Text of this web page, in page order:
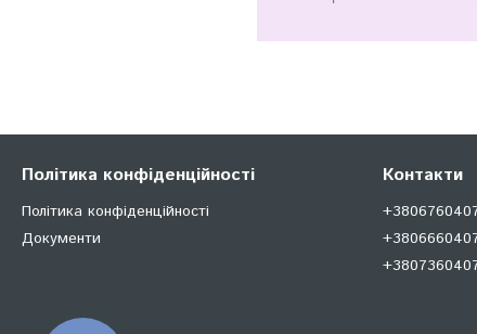
Політика конфіденційності
Політика конфіденційності
Документи
Контакти